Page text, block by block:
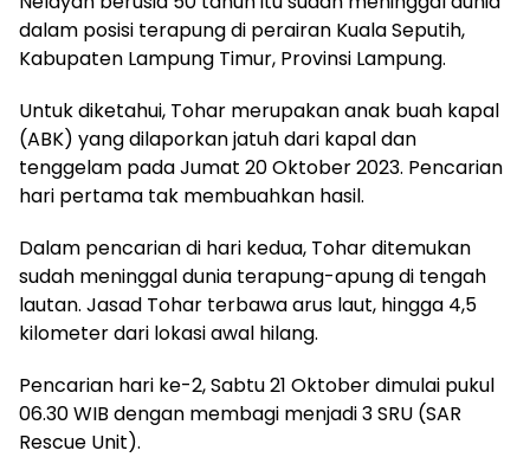
dalam posisi terapung di perairan Kuala Seputih,
Kabupaten Lampung Timur, Provinsi Lampung.
Untuk diketahui, Tohar merupakan anak buah kapal
(ABK) yang dilaporkan jatuh dari kapal dan
tenggelam pada Jumat 20 Oktober 2023. Pencarian
hari pertama tak membuahkan hasil.
Dalam pencarian di hari kedua, Tohar ditemukan
sudah meninggal dunia terapung-apung di tengah
lautan. Jasad Tohar terbawa arus laut, hingga 4,5
kilometer dari lokasi awal hilang.
Pencarian hari ke-2, Sabtu 21 Oktober dimulai pukul
06.30 WIB dengan membagi menjadi 3 SRU (SAR
Rescue Unit).